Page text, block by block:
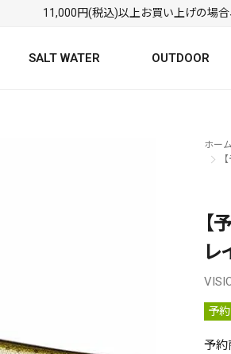
11,000円(税込)以上お買い上げの場合
TROUT ROD
SALT WATER OUTDOOR
絞り込み検索
ホーム
レ
予
予約